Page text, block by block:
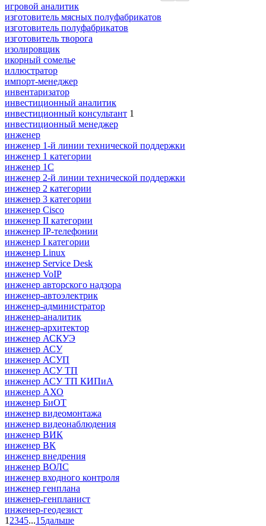
игровой аналитик
изготовитель мясных полуфабрикатов
изготовитель полуфабрикатов
изготовитель творога
изолировщик
икорный сомелье
иллюстратор
импорт-менеджер
инвентаризатор
инвестиционный аналитик
инвестиционный консультант 1
инвестиционный менеджер
инженер
инженер 1-й линии технической поддержки
инженер 1 категории
инженер 1С
инженер 2-й линии технической поддержки
инженер 2 категории
инженер 3 категории
инженер Cisco
инженер II категории
инженер IP-телефонии
инженер I категории
инженер Linux
инженер Service Desk
инженер VoIP
инженер авторского надзора
инженер-автоэлектрик
инженер-администратор
инженер-аналитик
инженер-архитектор
инженер АСКУЭ
инженер АСУ
инженер АСУП
инженер АСУ ТП
инженер АСУ ТП КИПиА
инженер АХО
инженер БиОТ
инженер видеомонтажа
инженер видеонаблюдения
инженер ВИК
инженер ВК
инженер внедрения
инженер ВОЛС
инженер входного контроля
инженер генплана
инженер-генпланист
инженер-геодезист
1 2345...15дальше